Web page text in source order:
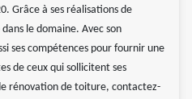
Grâce à ses réalisations de
le domaine. Avec son
ses compétences pour fournir une
de ceux qui sollicitent ses
rénovation de toiture, contactez-